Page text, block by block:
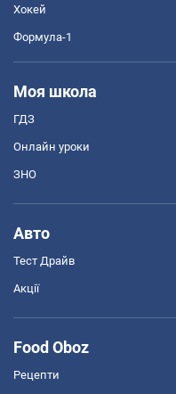
Хокей
Формула-1
Моя школа
ГДЗ
Онлайн уроки
ЗНО
Авто
Тест Драйв
Акції
Food Oboz
Рецепти